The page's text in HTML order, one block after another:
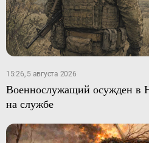
15:26, 5 августа 2026
Военнослужащий осужден в
на службе